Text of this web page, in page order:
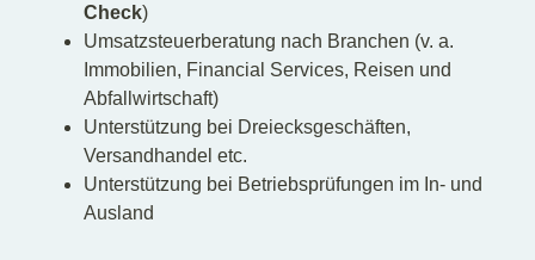
Check)
Umsatzsteuerberatung nach Branchen (v. a.
Immobilien, Financial Services, Reisen und
Abfallwirtschaft)
Unterstützung bei Dreiecksgeschäften,
Versandhandel etc.
Unterstützung bei Betriebsprüfungen im In- und
Ausland